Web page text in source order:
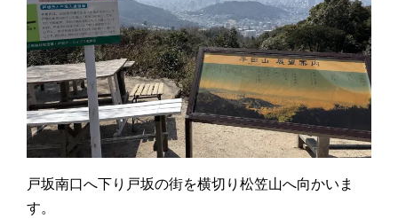
戸坂南口へ下り戸坂の街を横切り松笠山へ向かいま
す。